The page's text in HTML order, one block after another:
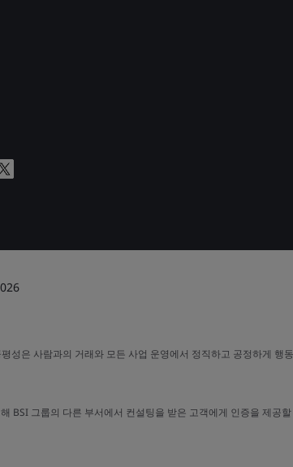
성은 사람과의 거래와 모든 사업 운영에서 정직하고 공정하게
BSI 그룹의 다른 부서에서 컨설팅을 받은 고객에게 인증을 제공